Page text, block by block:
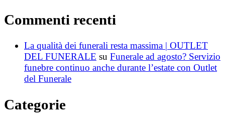
Commenti recenti
La qualità dei funerali resta massima | OUTLET
DEL FUNERALE su Funerale ad agosto? Servizio
funebre continuo anche durante l’estate con Outlet
del Funerale
Categorie